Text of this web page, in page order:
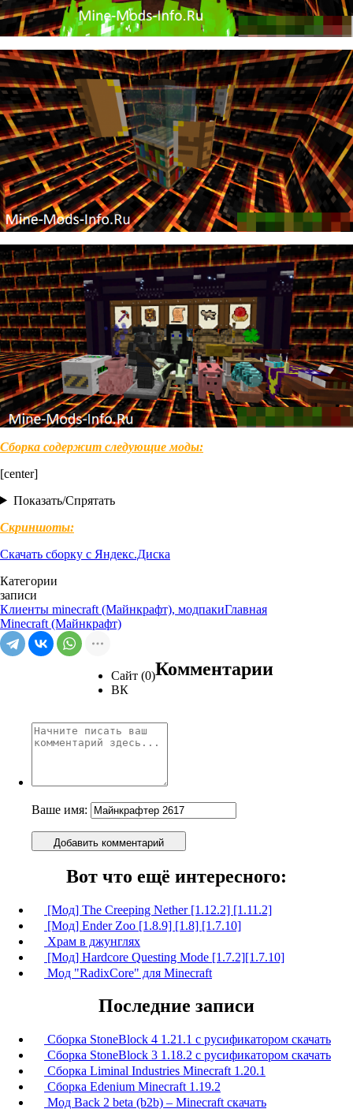
Сборка содержит следующие моды:
[center]
Показать/Спрятать
Скриншоты:
Скачать сборку с Яндекс.Диска
Категории
записи
Клиенты minecraft (Майнкрафт), модпакиГлавная
Minecraft (Майнкрафт)
Сайт (0)
ВК
Комментарии
Ваше имя:
Добавить комментарий
Вот что ещё интересного:
[Мод] The Creeping Nether [1.12.2] [1.11.2]
[Мод] Ender Zoo [1.8.9] [1.8] [1.7.10]
Храм в джунглях
[Мод] Hardcore Questing Mode [1.7.2][1.7.10]
Мод "RadixCore" для Minecraft
Последние записи
Сборка StoneBlock 4 1.21.1 с русификатором скачать
Сборка StoneBlock 3 1.18.2 с русификатором скачать
Сборка Liminal Industries Minecraft 1.20.1
Сборка Edenium Minecraft 1.19.2
Мод Back 2 beta (b2b) – Minecraft скачать